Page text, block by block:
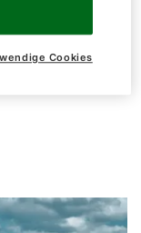
bei
Thema
finden Sie
Cookies